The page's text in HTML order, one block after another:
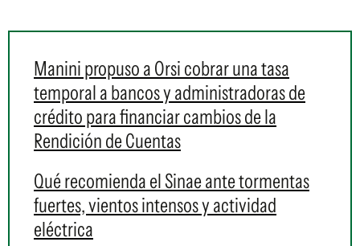
Manini propuso a Orsi cobrar una tasa
temporal a bancos y administradoras de
crédito para financiar cambios de la
Rendición de Cuentas
Qué recomienda el Sinae ante tormentas
fuertes, vientos intensos y actividad
eléctrica